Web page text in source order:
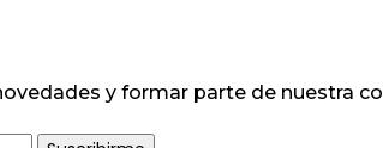
y formar parte de nuestra